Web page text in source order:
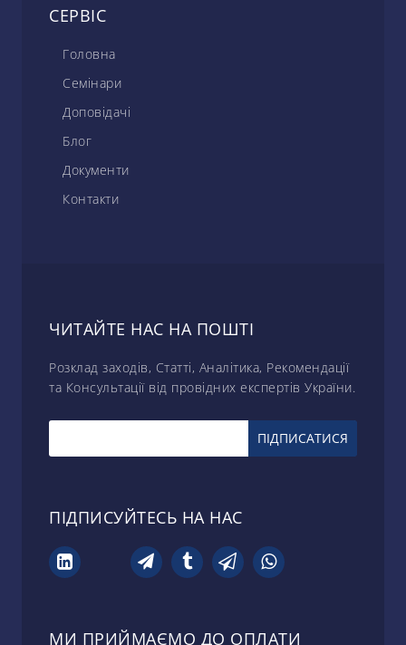
СЕРВІС
Головна
Семінари
Доповідачі
Блог
Документи
Контакти
ЧИТАЙТЕ НАС НА ПОШТІ
Розклад заходів, Статті, Аналітика, Рекомендації
та Консультації від провідних експертів України.
ПІДПИСУЙТЕСЬ НА НАС
МИ ПРИЙМАЄМО ДО ОПЛАТИ